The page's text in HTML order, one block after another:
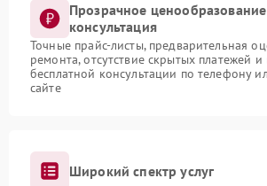
Прозрачное
консультация
Точные прайс-листы, предварительная
ремонта, отсутствие скрытых платежей
бесплатной консультации по телефону
сайте
Широкий спектр услуг